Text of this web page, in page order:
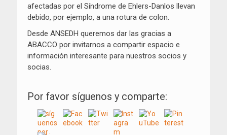
afectadas por el Síndrome de Ehlers-Danlos llevan
debido, por ejemplo, a una rotura de colon.
Desde ANSEDH queremos dar las gracias a
ABACCO por invitarnos a compartir espacio e
información interesante para nuestros socios y
socias.
Por favor síguenos y comparte: